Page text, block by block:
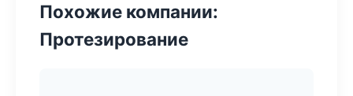
Похожие компании:
Протезирование